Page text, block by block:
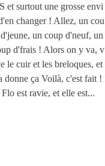
et surtout une grosse envi
changer ! Allez, un cou
un coup d'neuf, un
d'frais ! Alors on y va, v
le cuir et les breloques, et
donne ça Voilà, c'est fait !
Flo est ravie, et elle est...